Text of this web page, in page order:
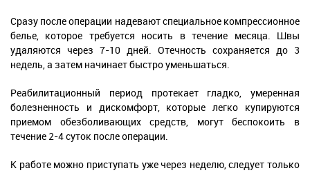
Сразу после операции надевают специальное компрессионное
белье, которое требуется носить в течение месяца. Швы
удаляются через 7-10 дней. Отечность сохраняется до 3
недель, а затем начинает быстро уменьшаться.
Реабилитационный период протекает гладко, умеренная
болезненность и дискомфорт, которые легко купируются
приемом обезболивающих средств, могут беспокоить в
течение 2-4 суток после операции.
К работе можно приступать уже через неделю, следует только